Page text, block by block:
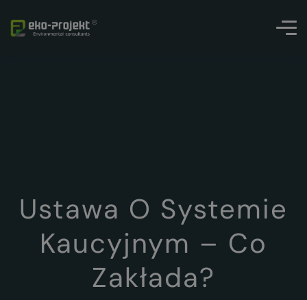
Ustawa O Systemie
Kaucyjnym – Co
Zakłada?